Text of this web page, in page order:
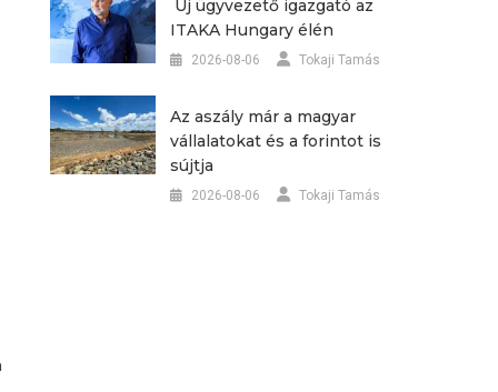
Új ügyvezető igazgató az
ITAKA Hungary élén
2026-08-06 Tokaji Tamás
Az aszály már a magyar
vállalatokat és a forintot is
sújtja
2026-08-06 Tokaji Tamás